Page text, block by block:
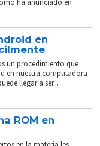
ha anunciado en
en
un procedimiento que
en nuestra computadora
llegar a ser...
ROM en